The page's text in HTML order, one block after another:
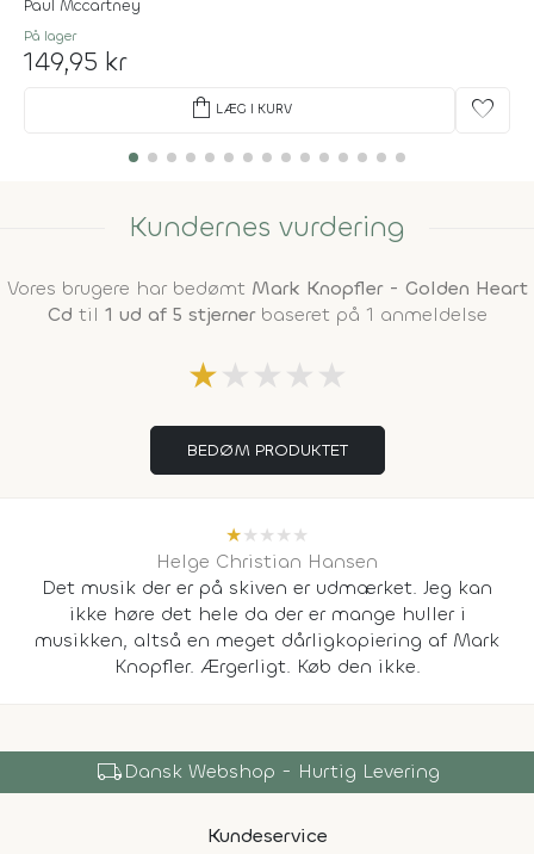
Paul Mccartney
På lager
149,95 kr
shopping_bag LÆG I KURV favorite
Kundernes vurdering
Vores brugere har bedømt Mark Knopfler - Golden Heart
Cd til 1 ud af 5 stjernerbaseret på 1 anmeldelse
★★ ★ ★ ★
BEDØM PRODUKTET
★★★★★
Helge Christian Hansen
Det musik der er på skiven er udmærket. Jeg kan
ikke høre det hele da der er mange huller i
musikken, altså en meget dårligkopiering af Mark
Knopfler. Ærgerligt. Køb den ikke.
local_shippingDansk Webshop - Hurtig Levering
Kundeservice